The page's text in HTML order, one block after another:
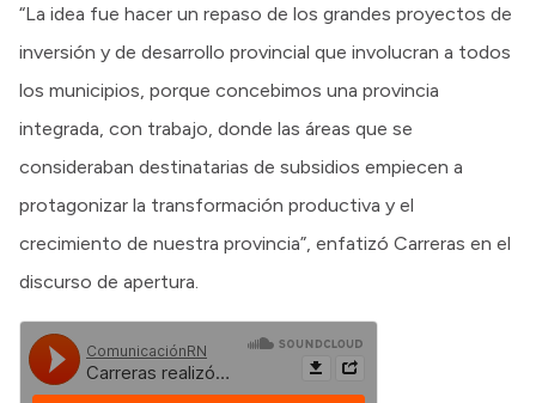
“La idea fue hacer un repaso de los grandes proyectos de
inversión y de desarrollo provincial que involucran a todos
los municipios, porque concebimos una provincia
integrada, con trabajo, donde las áreas que se
consideraban destinatarias de subsidios empiecen a
protagonizar la transformación productiva y el
crecimiento de nuestra provincia”, enfatizó Carreras en el
discurso de apertura.